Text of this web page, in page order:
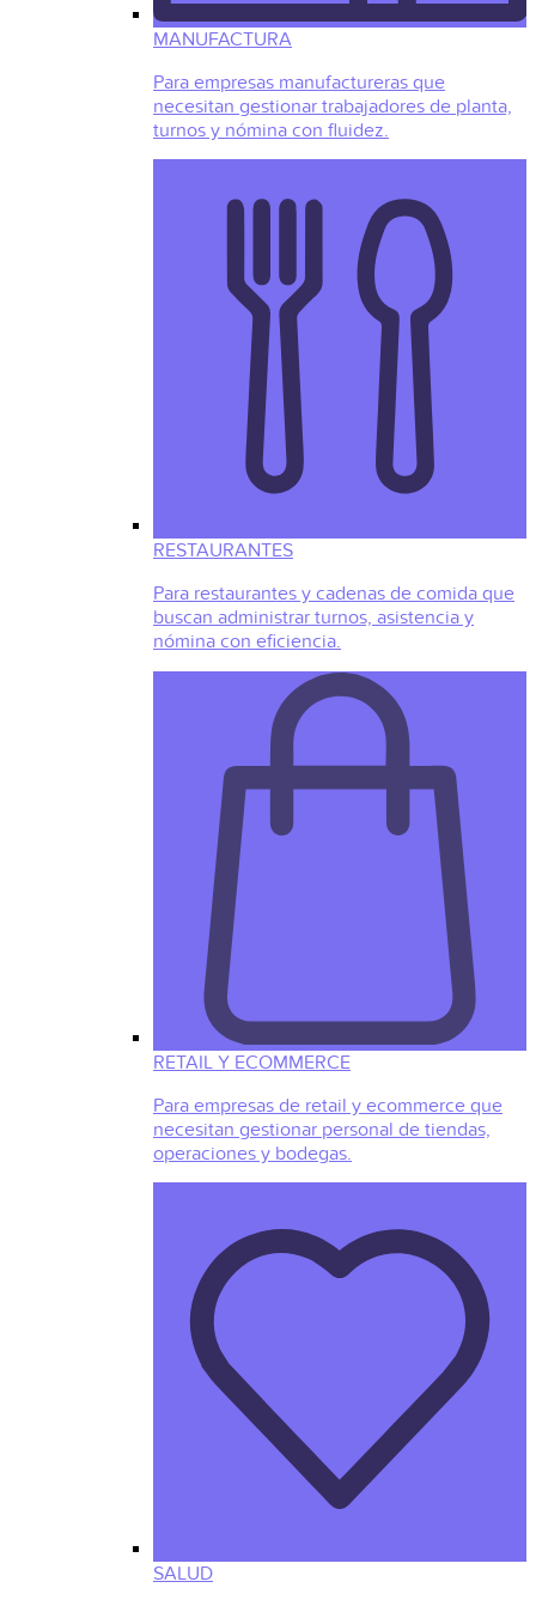
MANUFACTURA
Para empresas manufactureras que
necesitan gestionar trabajadores de planta,
turnos y nómina con fluidez.
RESTAURANTES
Para restaurantes y cadenas de comida que
buscan administrar turnos, asistencia y
nómina con eficiencia.
RETAIL Y ECOMMERCE
Para empresas de retail y ecommerce que
necesitan gestionar personal de tiendas,
operaciones y bodegas.
SALUD